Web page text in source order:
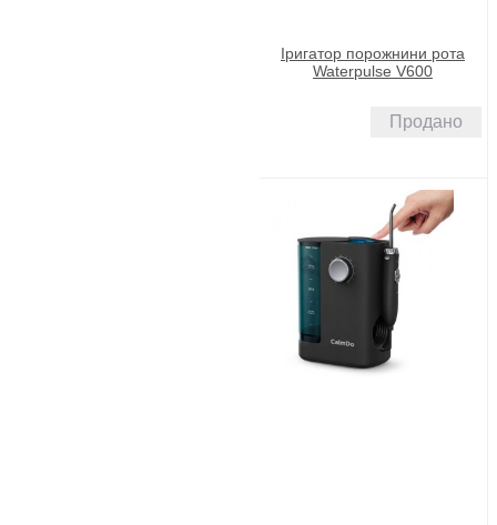
Іригатор порожнини рота
Waterpulse V600
Продано